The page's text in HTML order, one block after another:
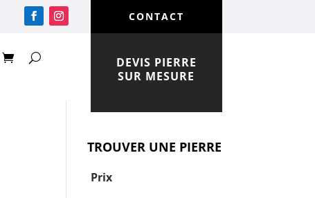
CONTACT
DEVIS PIERRE
SUR MESURE
TROUVER UNE PIERRE
Prix